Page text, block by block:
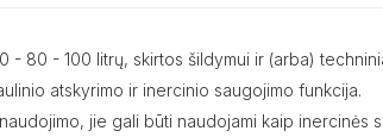
- 80 - 100 litrų, skirtos šildymui ir (arba)
atskyrimo ir inercinio saugojimo funkcija.
jie gali būti naudojami kaip inercinės